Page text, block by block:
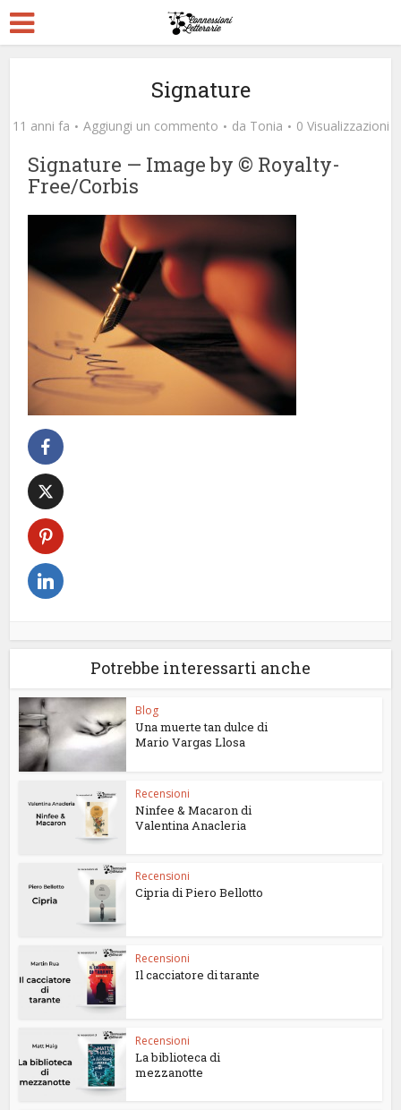
Signature
11 anni fa Aggiungi un commento da Tonia 0 Visualizzazioni
Signature — Image by © Royalty-
Free/Corbis
Potrebbe interessarti anche
Blog
Una muerte tan dulce di
Mario Vargas Llosa
Recensioni
Ninfee & Macaron di
Valentina Anacleria
Recensioni
Cipria di Piero Bellotto
Recensioni
Il cacciatore di tarante
Recensioni
La biblioteca di
mezzanotte